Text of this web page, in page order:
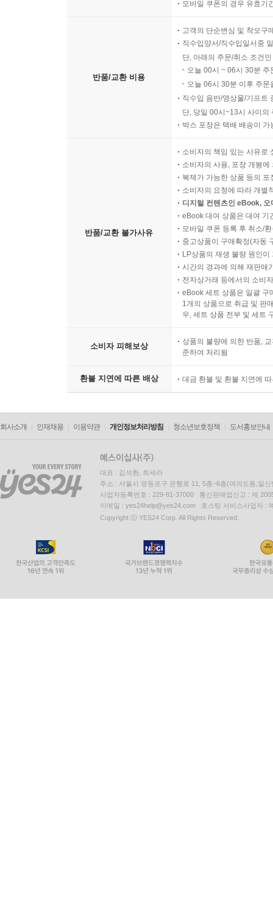
모바일 쿠폰의 경우 유효기
반품/교환 비용
고객의 단순변심 및 착오구
직수입양서/직수입일서중
단, 아래의 주문/취소 조건
오늘 00시 ~ 06시 30분
오늘 06시 30분 이후 주
직수입 음반/영상물/기프트
단, 당일 00시~13시 사이의
박스 포장은 택배 배송이
반품/교환 불가사유
소비자의 책임 있는 사유로
소비자의 사용, 포장 개봉
복제가 가능한 상품 등의
소비자의 요청에 따라 개별
디지털 컨텐츠인 eBook,
eBook 대여 상품은 대여 기
모바일 쿠폰 등록 후 취소/
중고상품이 구매확정(자동
LP상품의 재생 불량 원인
시간의 경과에 의해 재판매
전자상거래 등에서의 소비
eBook 세트 상품은 일괄 구
1개의 상품으로 취급 및 판
우, 세트 상품 전부 및 세트
소비자 피해보상
상품의 불량에 의한 반품,
준하여 처리됨
환불 지연에 따른 배상 대금 환불 및 환불 지연에
회사소개 인재채용 이용약관 개인정보처리방침 청소년보호정책 도서홍보안내
대표 : 김석환, 최세라
주소 : 서울시 영등포구 은행로 11, 5층~6층(여의도동,일신
사업자등록번호 : 229-81-37000 통신판매업신고 : 제
이메일 : yes24help@yes24.com 호스팅 서비스사업자 :
Copyright ⓒ YES24 Corp. All Rights Reserved.